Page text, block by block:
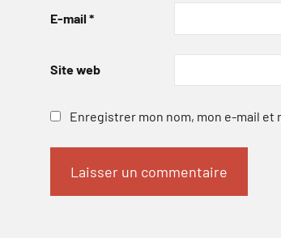
E-mail *
Site web
Enregistrer mon nom, mon e-mail et